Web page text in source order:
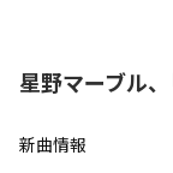
星野マーブル、
新曲情報